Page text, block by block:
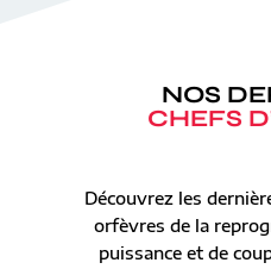
NOS
CHEFS
Découvrez les
orfèvres de la
puissance et de